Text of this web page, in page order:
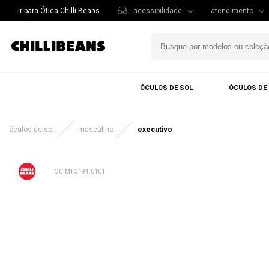
Ir para Ótica Chilli Beans acessibilidade atendimento
ÓCULOS DE SOL ÓCULOS DE
óculos de sol masculino executivo
OC.MT.3194.0101